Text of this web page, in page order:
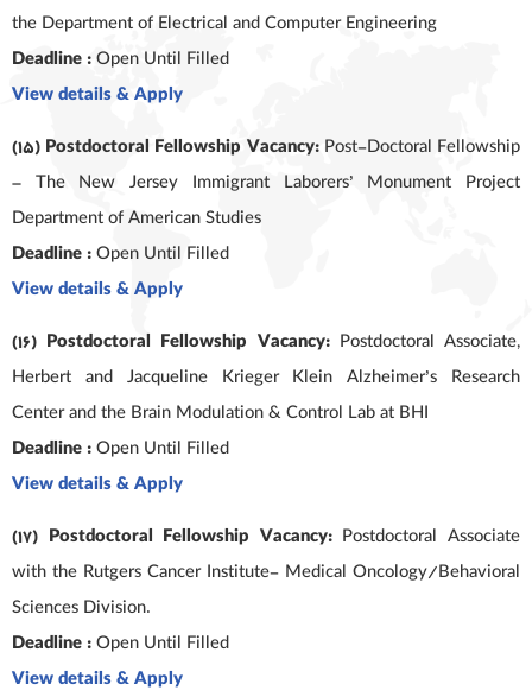
the Department of Electrical and Computer Engineering
Deadline :Open Until Filled
View details & Apply
(15) Postdoctoral Fellowship Vacancy:Post-Doctoral Fellowship
– The New Jersey Immigrant Laborers’ Monument Project
Department of American Studies
Deadline :Open Until Filled
View details & Apply
(16) Postdoctoral Fellowship Vacancy:Postdoctoral Associate,
Herbert and Jacqueline Krieger Klein Alzheimer’s Research
Center and the Brain Modulation & Control Lab at BHI
Deadline :Open Until Filled
View details & Apply
(17) Postdoctoral Fellowship Vacancy:Postdoctoral Associate
with the Rutgers Cancer Institute- Medical Oncology/Behavioral
Sciences Division.
Deadline :Open Until Filled
View details & Apply